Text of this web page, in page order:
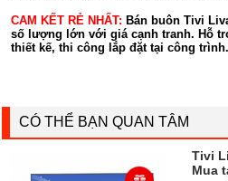
CAM KẾT RẺ NHẤT: Bán buôn Tivi
số lượng lớn với giá cạnh tranh. Hỗ
thiết kế, thi công lắp đặt tại công trình.
CÓ THỂ BẠN QUAN TÂM
Tivi
Mua